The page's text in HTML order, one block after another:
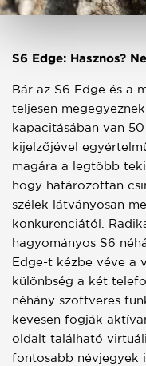
S6 Edge: Hasznos?
Bár az S6 Edge és a
teljesen
kapacitásában van
kijelzőjével
magára a legtöbb
hogy határozottan
szélek látványosan
konkurenciától.
hagyományos S6
Edge-t kézbe véve a
különbség a két
néhány szoftveres
kevesen fogják
oldalt található
fontosabb névjegyek